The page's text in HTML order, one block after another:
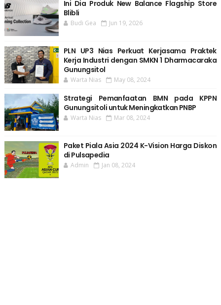
Ini Dia Produk New Balance Flagship Store
Blibli
Budi Gea Jun 19, 2026
PLN UP3 Nias Perkuat Kerjasama Praktek
Kerja Industri dengan SMKN 1 Dharmacaraka
Gunungsitol
Warta Nias May 08, 2024
Strategi Pemanfaatan BMN pada KPPN
Gunungsitoli untuk Meningkatkan PNBP
Warta Nias Mar 08, 2024
Paket Piala Asia 2024 K-Vision Harga Diskon
di Pulsapedia
Admin Jan 08, 2024